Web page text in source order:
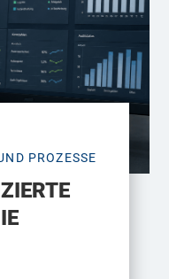
PROZESSE